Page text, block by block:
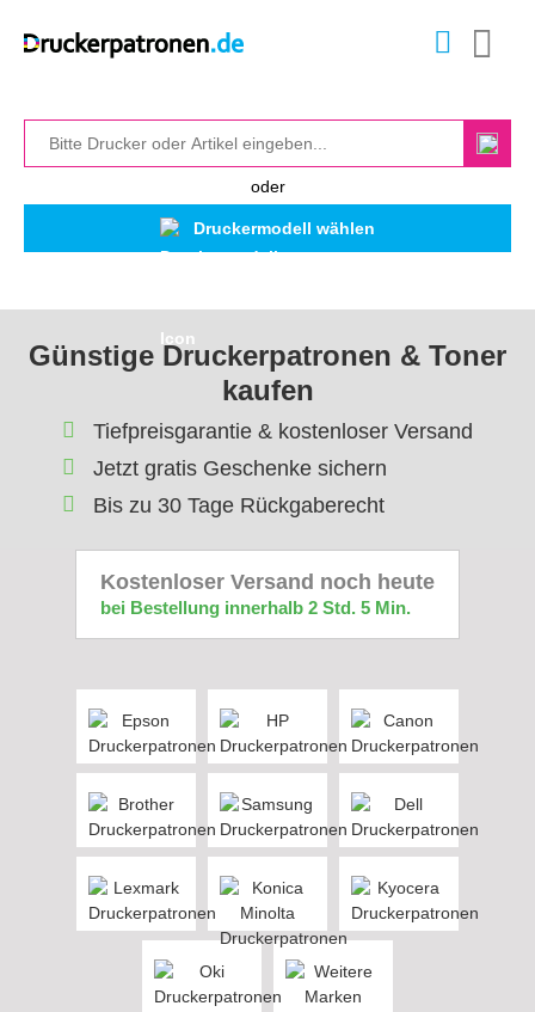
Druckermodell wählen
oder
Günstige Druckerpatronen & Toner
kaufen
Tiefpreisgarantie & kostenloser Versand
Jetzt gratis Geschenke sichern
Bis zu 30 Tage Rückgaberecht
Kostenloser Versand noch heute
bei Bestellung innerhalb 2 Std. 5 Min.